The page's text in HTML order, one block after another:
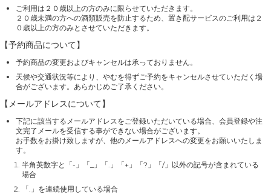
ご利用は２０歳以上の方のみに限らせていただきます。
２０歳未満の方への酒類販売を防止するため、置き配サービスのご利用は２
０歳以上の方のみとさせていただきます。
【予約商品について】
予約商品の変更およびキャンセルは承っておりません。
天候や交通状況等により、やむを得ずご予約をキャンセルさせていただく場
合がございます。あらかじめご了承ください。
【メールアドレスについて】
下記に該当するメールアドレスをご登録いただいている場合、会員登録や注
文完了メールを受信する事ができない場合がございます。
お手数をお掛け致しますが、他のメールアドレスへの変更をお願いいたしま
す。
半角英数字と「-」「_」「.」「+」「?」「/」以外の記号が含まれている
場合
「.」を連続使用している場合